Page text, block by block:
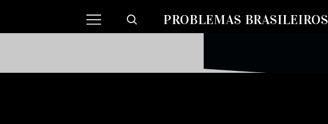
PROBLEMAS BRASILEIROS